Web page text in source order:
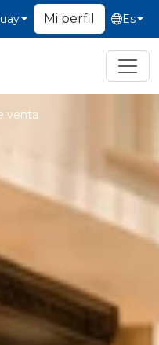
Mi perfil Es
venta